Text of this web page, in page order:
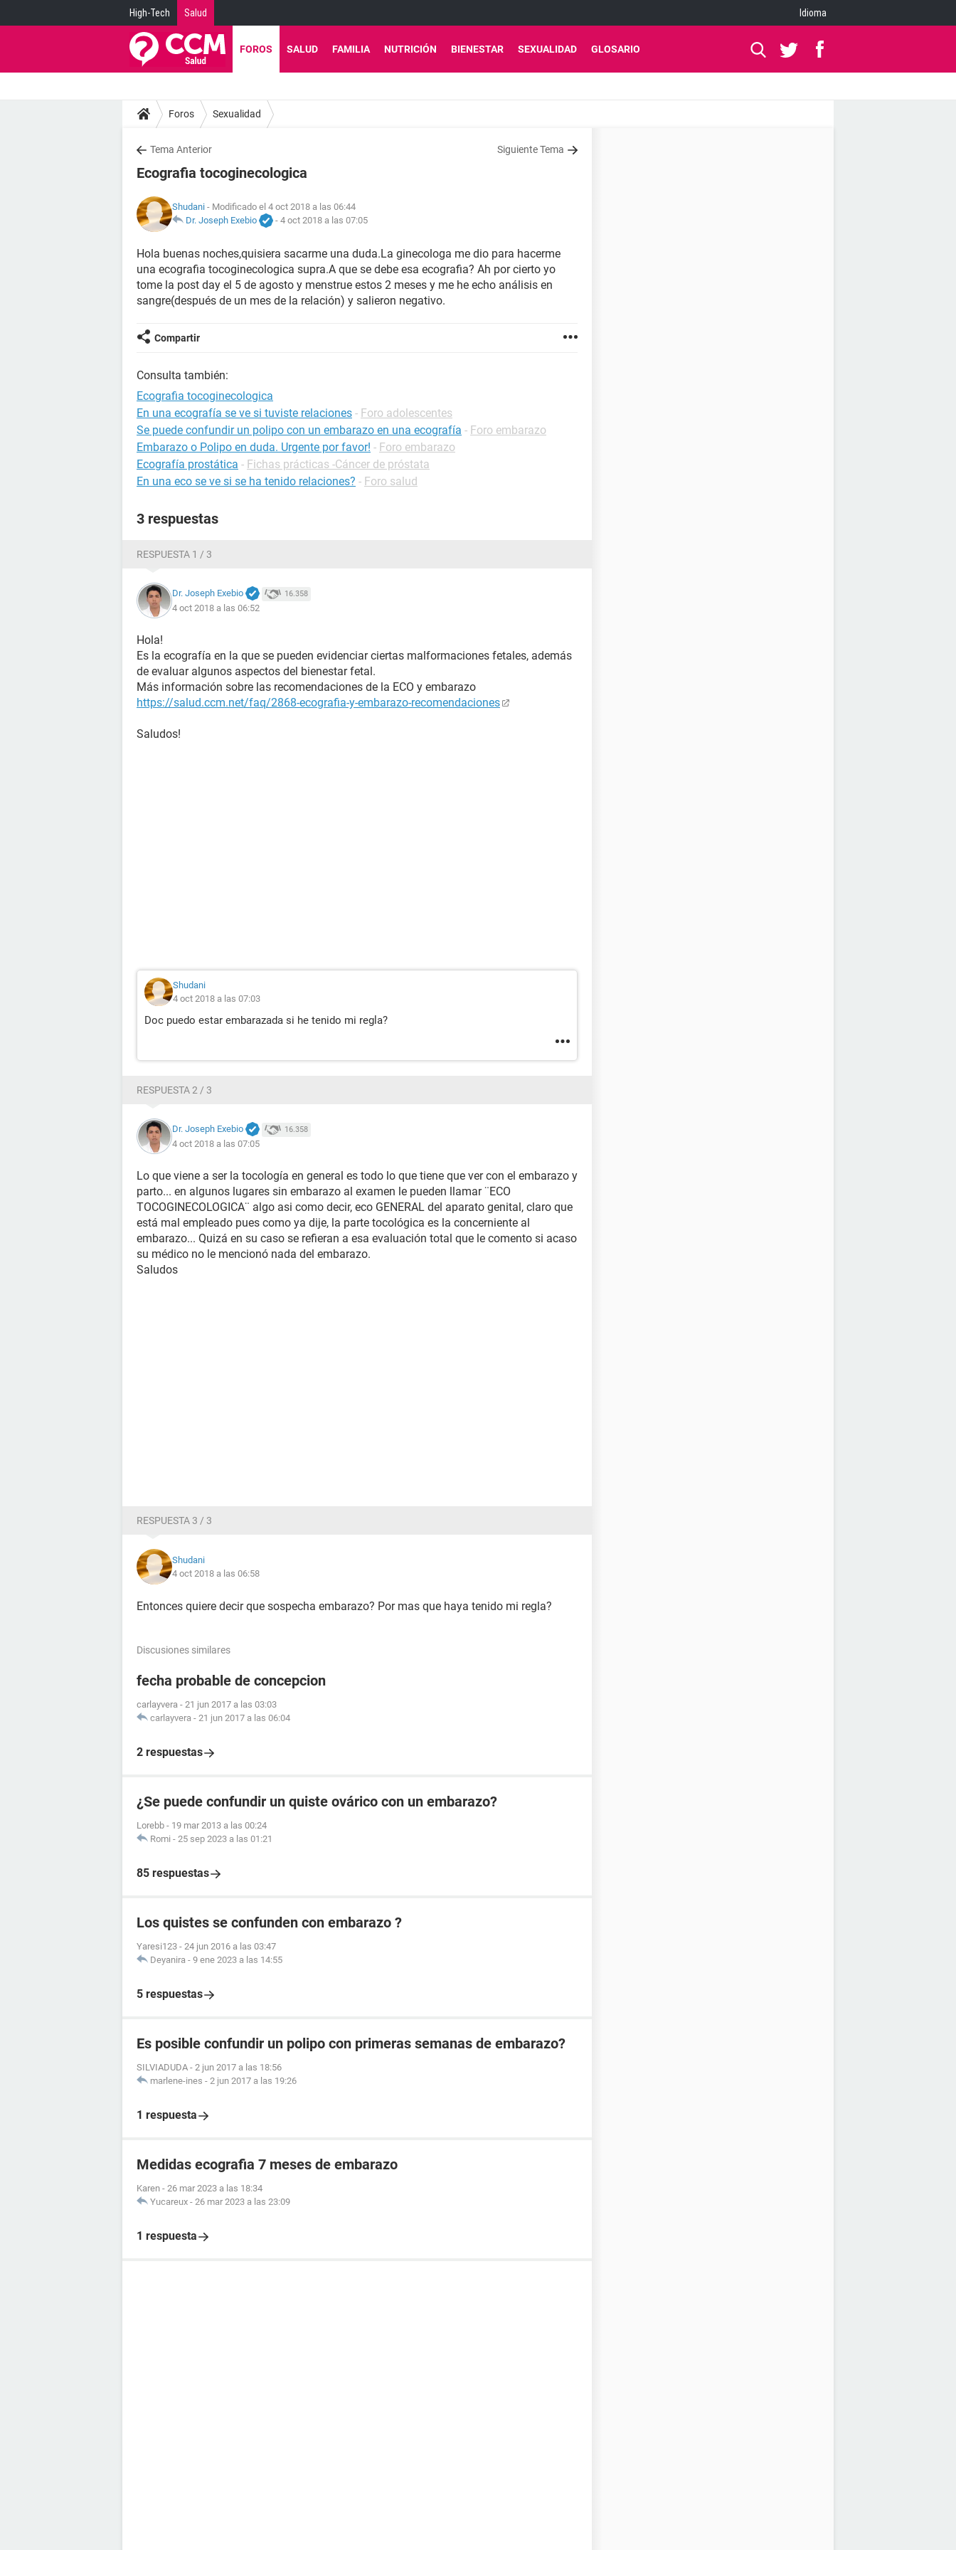
High-Tech Salud Idioma
FOROS SALUD FAMILIA NUTRICIÓN BIENESTAR SEXUALIDAD GLOSARIO
Foros Sexualidad
Tema Anterior Siguiente Tema
Ecografia tocoginecologica
Shudani - Modificado el 4 oct 2018 a las 06:44
Dr. Joseph Exebio
- 4 oct 2018 a las 07:05
Hola buenas noches,quisiera sacarme una duda.La ginecologa me dio para hacerme
una ecografia tocoginecologica supra.A que se debe esa ecografia? Ah por cierto yo
tome la post day el 5 de agosto y menstrue estos 2 meses y me he echo análisis en
sangre(después de un mes de la relación) y salieron negativo.
Compartir
Consulta también:
Ecografia tocoginecologica
En una ecografía se ve si tuviste relaciones - Foro adolescentes
Se puede confundir un polipo con un embarazo en una ecografía - Foro embarazo
Embarazo o Polipo en duda. Urgente por favor! - Foro embarazo
Ecografía prostática - Fichas prácticas -Cáncer de próstata
En una eco se ve si se ha tenido relaciones? - Foro salud
3 respuestas
RESPUESTA 1 / 3
Dr. Joseph Exebio 16.358
4 oct 2018 a las 06:52
Hola!
Es la ecografía en la que se pueden evidenciar ciertas malformaciones fetales, además
de evaluar algunos aspectos del bienestar fetal.
Más información sobre las recomendaciones de la ECO y embarazo
https://salud.ccm.net/faq/2868-ecografia-y-embarazo-recomendaciones
Saludos!
Shudani
4 oct 2018 a las 07:03
Doc puedo estar embarazada si he tenido mi regla?
RESPUESTA 2 / 3
Dr. Joseph Exebio 16.358
4 oct 2018 a las 07:05
Lo que viene a ser la tocología en general es todo lo que tiene que ver con el embarazo y
parto... en algunos lugares sin embarazo al examen le pueden llamar ¨ECO
TOCOGINECOLOGICA¨ algo asi como decir, eco GENERAL del aparato genital, claro que
está mal empleado pues como ya dije, la parte tocológica es la concerniente al
embarazo... Quizá en su caso se refieran a esa evaluación total que le comento si acaso
su médico no le mencionó nada del embarazo.
Saludos
RESPUESTA 3 / 3
Shudani
4 oct 2018 a las 06:58
Entonces quiere decir que sospecha embarazo? Por mas que haya tenido mi regla?
Discusiones similares
fecha probable de concepcion
carlayvera - 21 jun 2017 a las 03:03
carlayvera - 21 jun 2017 a las 06:04
2 respuestas
¿Se puede confundir un quiste ovárico con un embarazo?
Lorebb - 19 mar 2013 a las 00:24
Romi - 25 sep 2023 a las 01:21
85 respuestas
Los quistes se confunden con embarazo ?
Yaresi123 - 24 jun 2016 a las 03:47
Deyanira - 9 ene 2023 a las 14:55
5 respuestas
Es posible confundir un polipo con primeras semanas de embarazo?
SILVIADUDA - 2 jun 2017 a las 18:56
marlene-ines - 2 jun 2017 a las 19:26
1 respuesta
Medidas ecografia 7 meses de embarazo
Karen - 26 mar 2023 a las 18:34
Yucareux - 26 mar 2023 a las 23:09
1 respuesta